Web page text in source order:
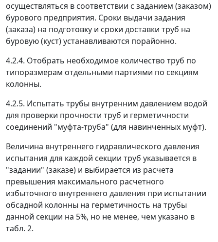
осуществляться в соответствии с заданием (заказом)
бурового предприятия. Сроки выдачи задания
(заказа) на подготовку и сроки доставки труб на
буровую (куст) устанавливаются порайонно.
4.2.4. Отобрать необходимое количество труб по
типоразмерам отдельными партиями по секциям
колонны.
4.2.5. Испытать трубы внутренним давлением водой
для проверки прочности труб и герметичности
соединений "муфта-труба" (для навинченных муфт).
Величина внутреннего гидравлического давления
испытания для каждой секции труб указывается в
"задании" (заказе) и выбирается из расчета
превышения максимального расчетного
избыточного внутреннего давления при испытании
обсадной колонны на герметичность на трубы
данной секции на 5%, но не менее, чем указано в
табл. 2.